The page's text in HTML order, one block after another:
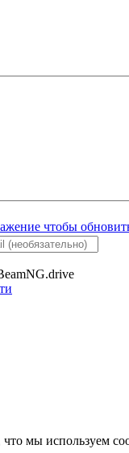
мы используем